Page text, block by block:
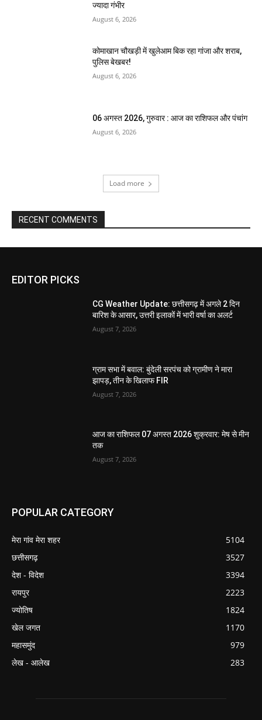
ज्यादा गंभीर
August 6, 2026
कोमाखान चौखड़ी में खुलेआम बिक रहा गांजा और शराब,
पुलिस बेखबर!
August 6, 2026
06 अगस्त 2026, गुरुवार : आज का राशिफल और पंचांग
August 6, 2026
Load more
RECENT COMMENTS
EDITOR PICKS
CG Weather Update: छत्तीसगढ़ में अगले 2 दिन
बारिश के आसार, उत्तरी इलाकों में भारी वर्षा का अलर्ट
August 7, 2026
ग्राम सभा में बवाल: बुंदेली सरपंच को ग्रामीण ने मारा
झापड़, तीन के खिलाफ FIR
August 7, 2026
आज का राशिफल 07 अगस्त 2026 शुक्रवार: मेष से मीन
तक
August 7, 2026
POPULAR CATEGORY
मेरा गांव मेरा शहर
5104
छत्तीसगढ़
3527
देश - विदेश
3394
रायपुर
2223
ज्योतिष
1824
खेल जगत
1170
महासमुंद
979
लेख - आलेख
283